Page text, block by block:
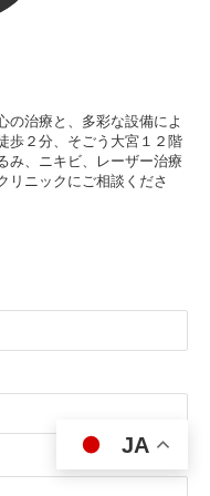
の治療と、多彩な設備によ
歩２分、そごう大宮１２階
み、ニキビ、レーザー治療
リニックにご相談くださ
JA